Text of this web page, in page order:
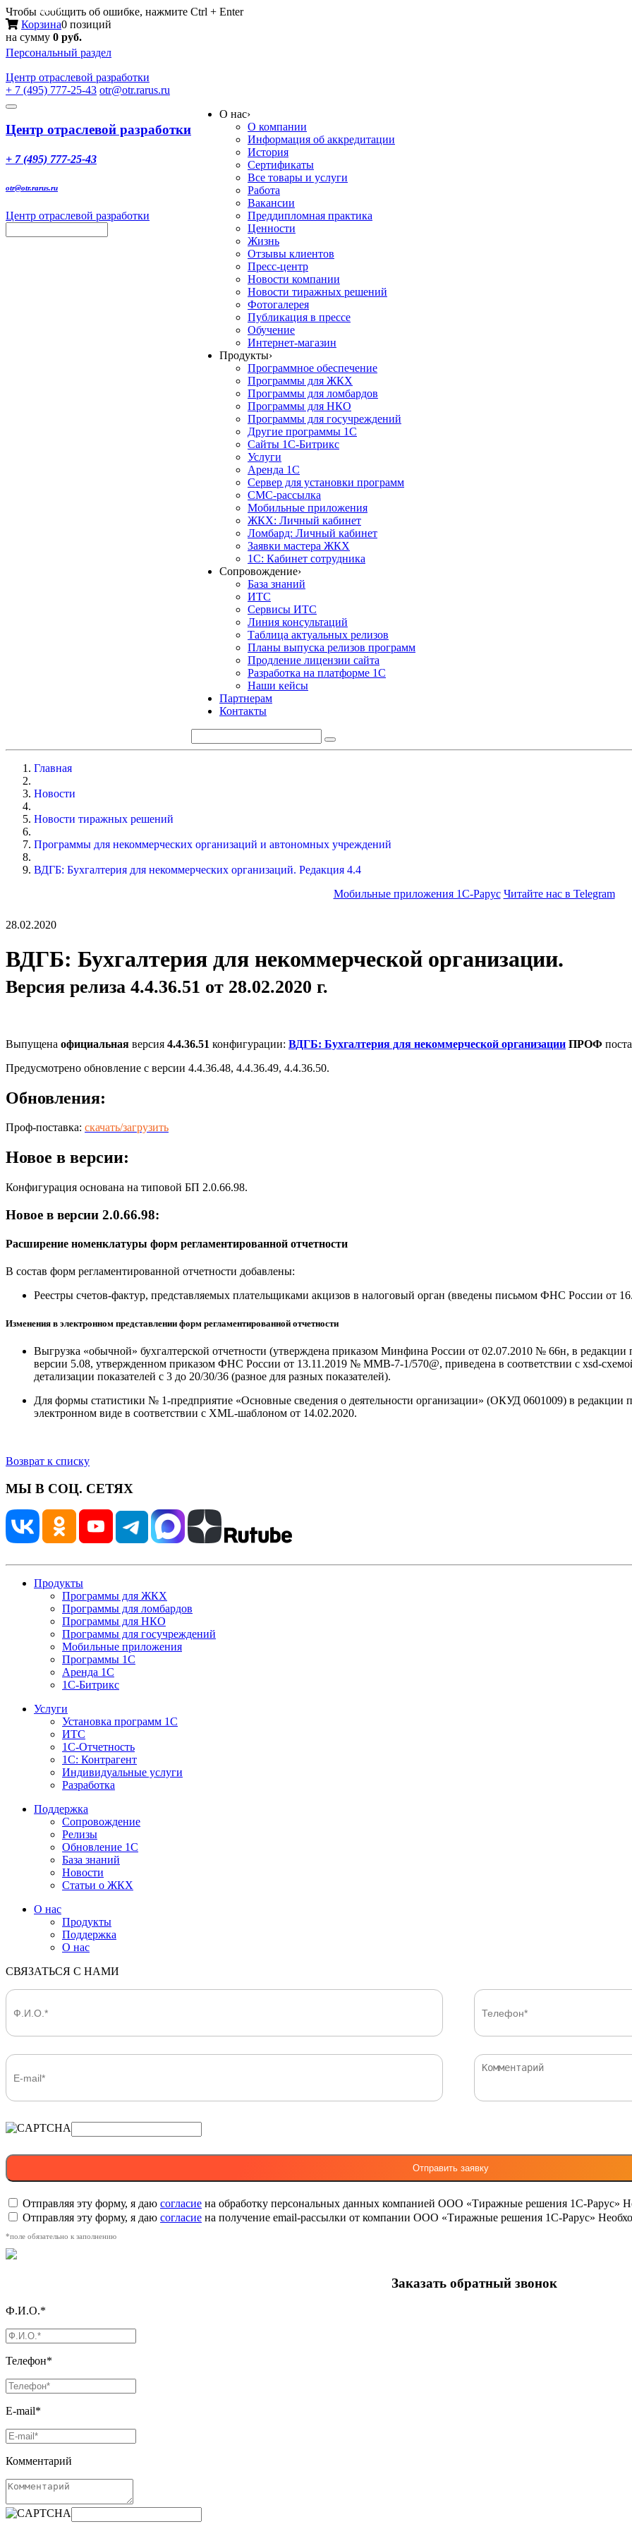
Чтобы сообщить об ошибке, нажмите Ctrl + Enter
Корзина0 позиций
на сумму 0 руб.
Персональный раздел
Центр отраслевой разработки
+ 7 (495) 777-25-43 otr@otr.rarus.ru
Toggle
Меню
Центр отраслевой разработки
+ 7 (495) 777-25-43
otr@otr.rarus.ru
Центр отраслевой разработки
О нас›
О компании
Информация об аккредитации
История
Сертификаты
Все товары и услуги
Работа
Вакансии
Преддипломная практика
Ценности
Жизнь
Отзывы клиентов
Пресс-центр
Новости компании
Новости тиражных решений
Фотогалерея
Публикация в прессе
Обучение
Интернет-магазин
Продукты›
Программное обеспечение
Программы для ЖКХ
Программы для ломбардов
Программы для НКО
Программы для госучреждений
Другие программы 1С
Сайты 1С-Битрикс
Услуги
Аренда 1С
Сервер для установки программ
СМС-рассылка
Мобильные приложения
ЖКХ: Личный кабинет
Ломбард: Личный кабинет
Заявки мастера ЖКХ
1С: Кабинет сотрудника
Сопровождение›
База знаний
ИТС
Сервисы ИТС
Линия консультаций
Таблица актуальных релизов
Планы выпуска релизов программ
Продление лицензии сайта
Разработка на платформе 1С
Наши кейсы
Партнерам
Контакты
Главная
Новости
Новости тиражных решений
Программы для некоммерческих организаций и автономных учреждений
ВДГБ: Бухгалтерия для некоммерческих организаций. Редакция 4.4
Мобильные приложения 1С-Рарус Читайте нас в Telegram
28.02.2020
ВДГБ: Бухгалтерия для некоммерческой организации.
Версия релиза 4.4.36.51 от 28.02.2020 г.
Выпущена официальная версия 4.4.36.51 конфигурации: ВДГБ: Бухгалтерия для некоммерческой организации ПРОФ
Предусмотрено обновление с версии 4.4.36.48, 4.4.36.49, 4.4.36.50.
Обновления:
Проф-поставка: скачать/загрузить
Новое в версии:
Конфигурация основана на типовой БП 2.0.66.98.
Новое в версии 2.0.66.98:
Расширение номенклатуры форм регламентированной отчетности
В состав форм регламентированной отчетности добавлены:
Реестры счетов-фактур, представляемых плательщиками акцизов в налоговый орган (введены письмом ФНС России от
Изменения в электронном представлении форм регламентированной отчетности
Выгрузка «обычной» бухгалтерской отчетности (утверждена приказом Минфина России от 02.07.2010 № 66н, в
версии 5.08, утвержденном приказом ФНС России от 13.11.2019 № ММВ-7-1/570@, приведена в соответствии с xsd-
детализации показателей с 3 до 20/30/36 (разное для разных показателей).
Для формы статистики № 1-предприятие «Основные сведения о деятельности организации» (ОКУД 0601009) в редакции
электронном виде в соответствии с XML-шаблоном от 14.02.2020.
Возврат к списку
МЫ В СОЦ. СЕТЯХ
Продукты
Программы для ЖКХ
Программы для ломбардов
Программы для НКО
Программы для госучреждений
Мобильные приложения
Программы 1С
Аренда 1С
1С-Битрикс
Услуги
Установка программ 1С
ИТС
1С-Отчетность
1С: Контрагент
Индивидуальные услуги
Разработка
Поддержка
Сопровождение
Релизы
Обновление 1С
База знаний
Новости
Статьи о ЖКХ
О нас
Продукты
Поддержка
О нас
СВЯЗАТЬСЯ С НАМИ
Отправляя эту форму, я даю согласие на обработку персональных данных компанией ООО «Тиражные решения 1С-Рарус»
Отправляя эту форму, я даю согласие на получение email-рассылки от компании ООО «Тиражные решения 1С-Рарус»
*поле обязательно к заполнению
Заказать обратный звонок
Ф.И.О.*
Телефон*
E-mail*
Комментарий